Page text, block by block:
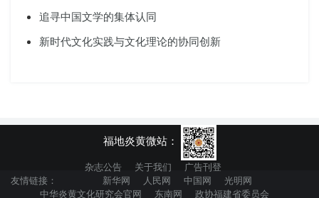
追寻中国文学的集体认同
新时代文化实践与文化理论的协同创新
福地炎黄微站：
杂志公告 关于我们
广告刊登
友情链接：
新华网 人民网 中国网
光明网
中华炎黄文化研究会官网
东南网 政协福建省委员会